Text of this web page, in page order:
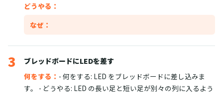
どうやる：
なぜ：
3
ブレッドボードにLEDを差す
何をする： - 何をする: LED をブレッドボードに差し込みま
す。 - どうやる: LED の長い足と短い足が別々の列に入るよう